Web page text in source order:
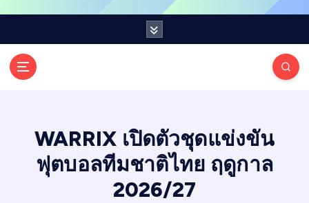
I
N
E
W
WARRIX เปิดตัวชุดแข่งขัน
ฟุตบอลทีมชาติไทย ฤดูกาล
2026/27